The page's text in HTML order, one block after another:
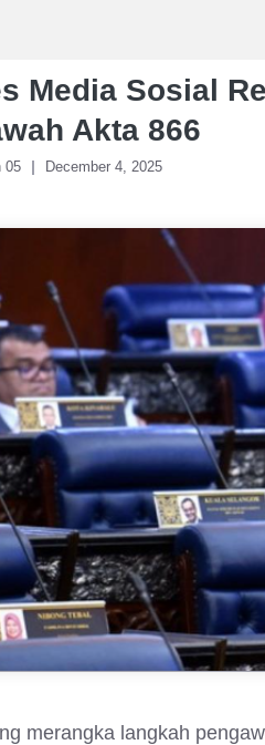
Media Sosial
Akta 866
05 December 4, 2025
merangka langkah